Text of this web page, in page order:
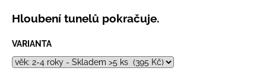
Hloubení tunelů pokračuje.
VARIANTA
LETNÍ
KALHOTY
ŽLUTÉ